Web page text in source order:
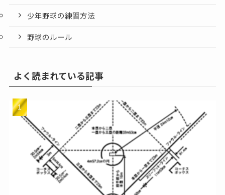
少年野球の練習方法
野球のルール
よく読まれている記事